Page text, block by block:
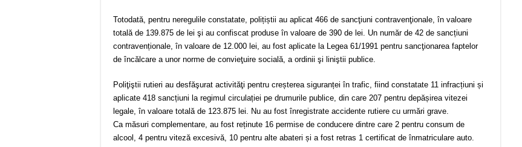
Totodată, pentru neregulile constatate, polițiștii au aplicat 466 de sancţiuni contravenţionale, în valoare
totală de 139.875 de lei şi au confiscat produse în valoare de 390 de lei. Un număr de 42 de sancțiuni
contravenționale, în valoare de 12.000 lei, au fost aplicate la Legea 61/1991 pentru sancţionarea faptelor
de încălcare a unor norme de convieţuire socială, a ordinii şi liniştii publice.
Poliţiştii rutieri au desfăşurat activităţi pentru creșterea siguranței în trafic, fiind constatate 11 infracțiuni și
aplicate 418 sancțiuni la regimul circulației pe drumurile publice, din care 207 pentru depășirea vitezei
legale, în valoare totală de 123.875 lei. Nu au fost înregistrate accidente rutiere cu urmări grave.
Ca măsuri complementare, au fost reținute 16 permise de conducere dintre care 2 pentru consum de
alcool, 4 pentru viteză excesivă, 10 pentru alte abateri și a fost retras 1 certificat de înmatriculare auto.